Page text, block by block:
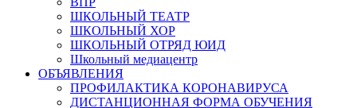
ШКОЛЬНЫЙ ТЕАТР
ШКОЛЬНЫЙ ХОР
ШКОЛЬНЫЙ ОТРЯД ЮИД
Школьный медиацентр
ОБЪЯВЛЕНИЯ
ПРОФИЛАКТИКА КОРОНАВИРУСА
ДИСТАНЦИОННАЯ ФОРМА ОБУЧЕНИЯ